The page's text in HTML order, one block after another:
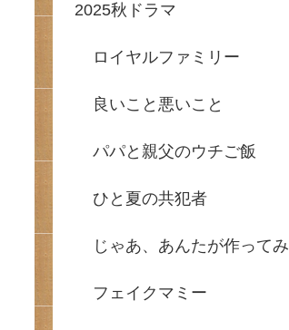
2025秋ドラマ
ロイヤルファミリー
良いこと悪いこと
パパと親父のウチご飯
ひと夏の共犯者
じゃあ、あんたが作って
フェイクマミー